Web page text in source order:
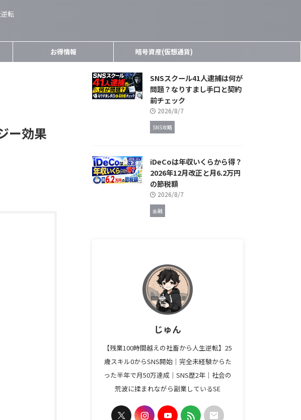
転
お得情報 暗号資産(仮想通貨)
ー効果
SNSスクール41人逮捕は何が
問題？なりすまし手口と契約
前チェック
2026/8/7
SNS攻略
iDeCoは年収いくらから得？
2026年12月改正と月6.2万円
の節税額
2026/8/7
金融
じゅん
【残業100時間越えの社畜から人生逆転】25
歳スキル0からSNS開始｜完全未経験からた
った半年で月50万達成｜SNS歴2年｜社会の
荒波に揉まれながら副業しているSE